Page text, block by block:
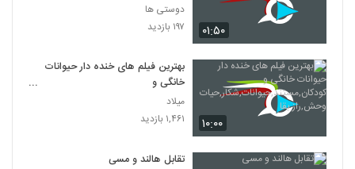
۰۱:۵۰
دوستی ها
۱۹۷ بازدید
۱۰:۰۰
بهترین فیلم های خنده دار حیوانات
خانگی و
کودکان,مستند,حیوانات,شکار,حیات
وحش,راز بقا
میلاد
۱,۴۶۱ بازدید
تقابل هالند و مسی